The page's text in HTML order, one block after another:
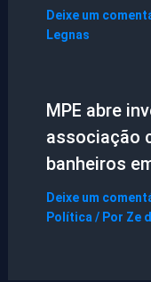
Deixe um
Legnas
MPE abre
associação
banheiros
Deixe um
Política / Por Ze